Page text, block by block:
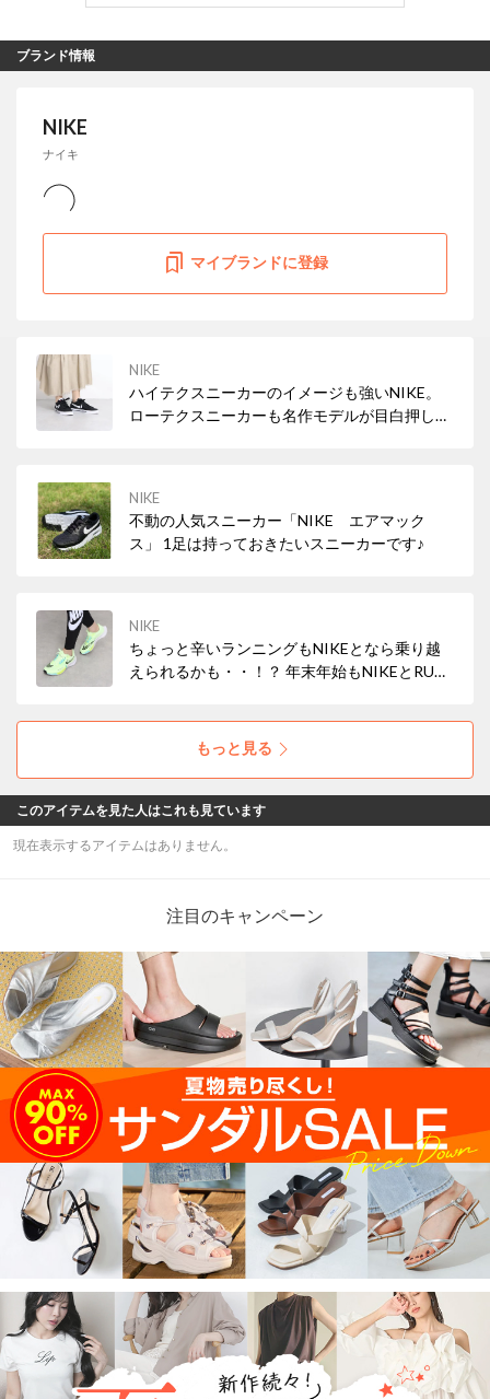
ブランド情報
NIKE
ナイキ
マイブランドに登録
NIKE
ハイテクスニーカーのイメージも強いNIKE。
ローテクスニーカーも名作モデルが目白押し！
NIKE
不動の人気スニーカー「NIKE エアマック
ス」 1足は持っておきたいスニーカーです♪
NIKE
ちょっと辛いランニングもNIKEとなら乗り越
えられるかも・・！？ 年末年始もNIKEとRUN
もっと見る
このアイテムを見た人はこれも見ています
現在表示するアイテムはありません。
注目のキャンペーン